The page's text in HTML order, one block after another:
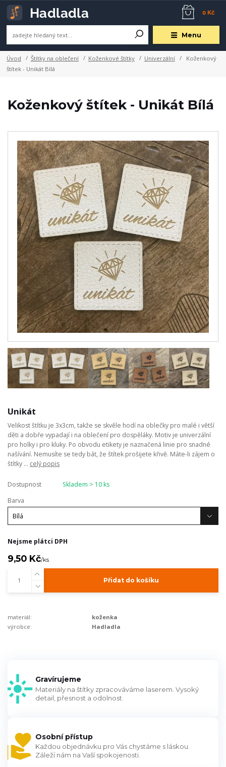
Menu
0 Kč
Úvod Štítky na oblečení Koženkové štítky Univerzální
Koženkový
štítek - Unikát Bílá
Koženkový štítek - Unikát Bílá
Unikát
Velikost štítku je 3x3cm, takže se skvěle hodí na oblečky pro malé i větší
děti a dobře vypadají i na oblečení pro dospěláky. Motiv je univerzální
pro holky i pro kluky. Po obvodu etikety je naznačená linie pro snadné
našívání. Nemusíte se tedy bát, že štítek prošijete křivě. Máte-li zájem o
štítky ... celý popis
Dostupnost
Skladem > 10 ks
Barva
Nejsme plátci DPH
9,50 Kč/ks
Přidat do košíku
materiál:
koženka
výrobce:
Hadladla
Gravírujeme
Materiály na štítky zpracováváme laserem. Vysoký
detail, přesnost a odolnost.
Osobní přístup
Každou objednávku pro Vás chystáme s láskou.
Záleží nám na Vaší spokojenosti.